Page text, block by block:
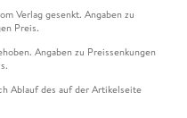
Verlag gesenkt. Angaben zu
Preis.
Angaben zu Preissenkungen
Ablauf des auf der Artikelseite